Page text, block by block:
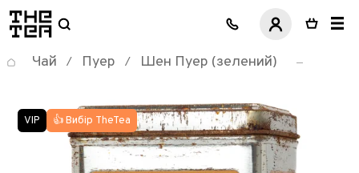
логотип
Чай / Пуер / Шен Пуер (зелений)
VIP 👍 Вибір TheTea